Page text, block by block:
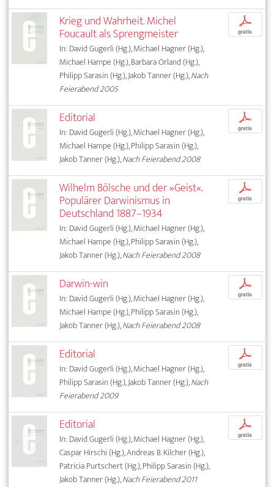
Krieg und Wahrheit. Michel
Foucault als Sprengmeister
In: David Gugerli (Hg.), Michael Hagner (Hg.),
Michael Hampe (Hg.), Barbara Orland (Hg.),
Philipp Sarasin (Hg.), Jakob Tanner (Hg.),Nach
Feierabend 2005
p
gratis
Editorial
In: David Gugerli (Hg.), Michael Hagner (Hg.),
Michael Hampe (Hg.), Philipp Sarasin (Hg.),
Jakob Tanner (Hg.),Nach Feierabend 2008
p
gratis
Wilhelm Bölsche und der »Geist«.
Populärer Darwinismus in
Deutschland 1887–1934
In: David Gugerli (Hg.), Michael Hagner (Hg.),
Michael Hampe (Hg.), Philipp Sarasin (Hg.),
Jakob Tanner (Hg.),Nach Feierabend 2008
p
gratis
Darwin-win
In: David Gugerli (Hg.), Michael Hagner (Hg.),
Michael Hampe (Hg.), Philipp Sarasin (Hg.),
Jakob Tanner (Hg.),Nach Feierabend 2008
p
gratis
Editorial
In: David Gugerli (Hg.), Michael Hagner (Hg.),
Philipp Sarasin (Hg.), Jakob Tanner (Hg.),Nach
Feierabend 2009
p
gratis
Editorial
In: David Gugerli (Hg.), Michael Hagner (Hg.),
Caspar Hirschi (Hg.), Andreas B. Kilcher (Hg.),
Patricia Purtschert (Hg.), Philipp Sarasin (Hg.),
Jakob Tanner (Hg.),Nach Feierabend 2011
p
gratis